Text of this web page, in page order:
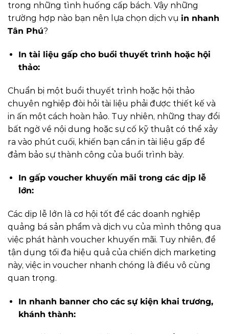
trong những tình huống cấp bách. Vậy những
trường hợp nào bạn nên lựa chọn dịch vụ in nhanh
Tân Phú?
In tài liệu gấp cho buổi thuyết trình hoặc hội
thảo:
Chuẩn bị một buổi thuyết trình hoặc hội thảo
chuyên nghiệp đòi hỏi tài liệu phải được thiết kế và
in ấn một cách hoàn hảo. Tuy nhiên, những thay đổi
bất ngờ về nội dung hoặc sự cố kỹ thuật có thể xảy
ra vào phút cuối, khiến bạn cần in tài liệu gấp để
đảm bảo sự thành công của buổi trình bày.
In gấp voucher khuyến mãi trong các dịp lễ
lớn:
Các dịp lễ lớn là cơ hội tốt để các doanh nghiệp
quảng bá sản phẩm và dịch vụ của mình thông qua
việc phát hành voucher khuyến mãi. Tuy nhiên, để
tận dụng tối đa hiệu quả của chiến dịch marketing
này, việc in voucher nhanh chóng là điều vô cùng
quan trọng.
In nhanh banner cho các sự kiện khai trương,
khánh thành: